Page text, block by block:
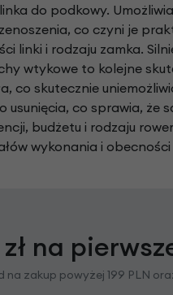
do podkowy.
co czyni je
linki i rodzaju zamka.
wtykowe to kolejne
co skutecznie
usunięcia, co sprawia,
budżetu i rodzaju
wykonania i
na
zakup powyżej 199 PLN